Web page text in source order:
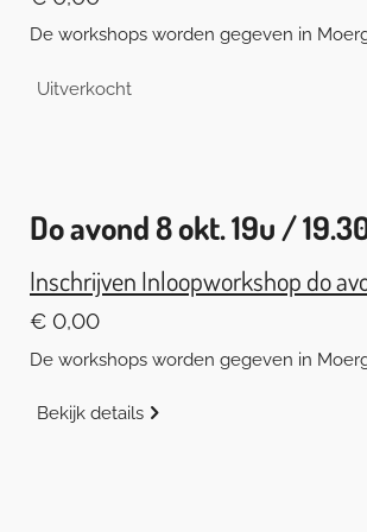
De workshops worden gegeven in
Uitverkocht
Do avond 8 okt. 19u /
Inschrijven Inloopworkshop do
€ 0,00
De workshops worden gegeven in
Bekijk details